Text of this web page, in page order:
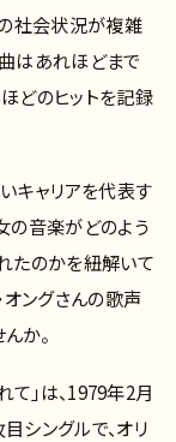
の社会状況が複雑
はあれほどまで
どのヒットを記録
キャリアを代表す
の音楽がどのよう
たのかを紐解いて
オングさんの歌声
か。
て」は、1979年2月
シングルで、オリ